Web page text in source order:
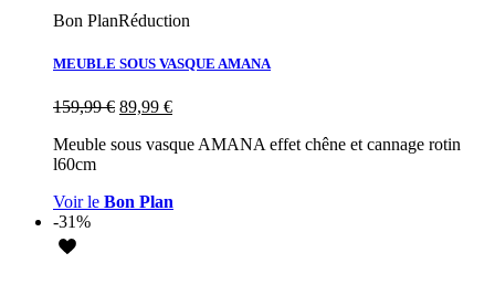
Bon PlanRéduction
MEUBLE SOUS VASQUE AMANA
159,99€ 89,99 €
Meuble sous vasque AMANA effet chêne et cannage rotin
l60cm
Voir le Bon Plan
-31%